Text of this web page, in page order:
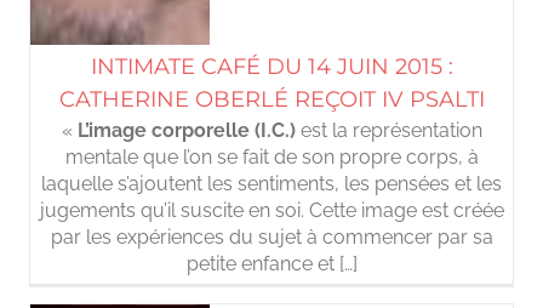
INTIMATE CAFÉ DU 14 JUIN 2015 :
CATHERINE OBERLÉ REÇOIT IV PSALTI
« L’image corporelle (I.C.)est la représentation
mentale que l’on se fait de son propre corps, à
laquelle s’ajoutent les sentiments, les pensées et les
jugements qu’il suscite en soi. Cette image est créée
par les expériences du sujet à commencer par sa
petite enfance et […]